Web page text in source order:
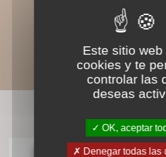
LIVRES
Este sitio web
cookies y te
controlar las
deseas
OK, aceptar
Denegar todas las